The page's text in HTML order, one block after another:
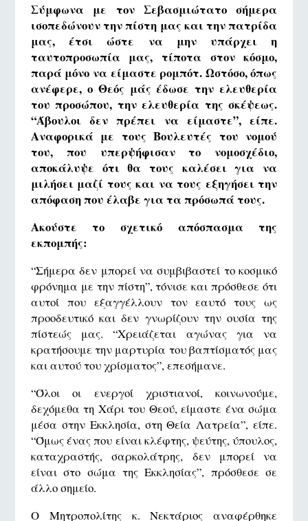
Σύμφωνα με τον Σεβασμιώτατο σήμερα
ισοπεδώνουν την πίστη μας και την πατρίδα
μας, έτσι ώστε να μην υπάρχει η
ταυτοπροσωπία μας, τίποτα στον κόσμο,
παρά μόνο να είμαστε ρομπότ. Ωστόσο, όπως
ανέφερε, ο Θεός μάς έδωσε την ελευθερία
του προσώπου, την ελευθερία της σκέψεως.
“Άβουλοι δεν πρέπει να είμαστε”, είπε.
Αναφορικά με τους Βουλευτές του νομού
του, που υπερψήφισαν το νομοσχέδιο,
αποκάλυψε ότι θα τους καλέσει για να
μιλήσει μαζί τους και να τους εξηγήσει την
απόφαση που έλαβε για τα πρόσωπά τους.
Ακούστε το σχετικό απόσπασμα της
εκπομπής:
“Σήμερα δεν μπορεί να συμβιβαστεί το κοσμικό
φρόνημα με την πίστη”, τόνισε και πρόσθεσε ότι
αυτοί που εξαγγέλλουν τον εαυτό τους ως
προοδευτικό και δεν γνωρίζουν την ουσία της
πίστεώς μας. “Χρειάζεται αγώνας για να
κρατήσουμε την μαρτυρία του βαπτίσματός μας
και αυτού του χρίσματος”, επεσήμανε.
“Όλοι οι ενεργοί χριστιανοί, κοινωνούμε,
δεχόμεθα τη Χάρι του Θεού, είμαστε ένα σώμα
μέσα στην Εκκλησία, στη Θεία Λατρεία”, είπε.
“Όμως ένας που είναι κλέφτης, ψεύτης, ύπουλος,
καταχραστής, σαρκολάτρης, δεν μπορεί να
είναι στο σώμα της Εκκλησίας”, πρόσθεσε σε
άλλο σημείο.
Ο Μητροπολίτης κ. Νεκτάριος αναφέρθηκε